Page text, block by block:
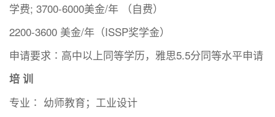
学费; 3700-6000美金/年 （自费）
2200-3600 美金/年（ISSP奖学金）
申请要求∶高中以上同等学历，雅思5.5分同等水平申请
培 训
专业∶ 幼师教育；工业设计